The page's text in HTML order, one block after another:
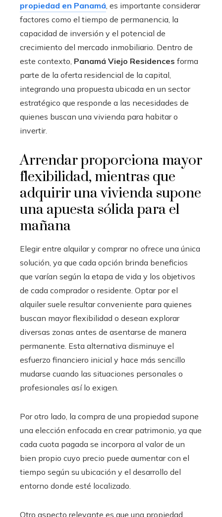
propiedad en Panamá, es importante considerar
factores como el tiempo de permanencia, la
capacidad de inversión y el potencial de
crecimiento del mercado inmobiliario. Dentro de
este contexto, Panamá Viejo Residences forma
parte de la oferta residencial de la capital,
integrando una propuesta ubicada en un sector
estratégico que responde a las necesidades de
quienes buscan una vivienda para habitar o
invertir.
Arrendar proporciona mayor
flexibilidad, mientras que
adquirir una vivienda supone
una apuesta sólida para el
mañana
Elegir entre alquilar y comprar no ofrece una única
solución, ya que cada opción brinda beneficios
que varían según la etapa de vida y los objetivos
de cada comprador o residente. Optar por el
alquiler suele resultar conveniente para quienes
buscan mayor flexibilidad o desean explorar
diversas zonas antes de asentarse de manera
permanente. Esta alternativa disminuye el
esfuerzo financiero inicial y hace más sencillo
mudarse cuando las situaciones personales o
profesionales así lo exigen.
Por otro lado, la compra de una propiedad supone
una elección enfocada en crear patrimonio, ya que
cada cuota pagada se incorpora al valor de un
bien propio cuyo precio puede aumentar con el
tiempo según su ubicación y el desarrollo del
entorno donde esté localizado.
Otro aspecto relevante es que una propiedad